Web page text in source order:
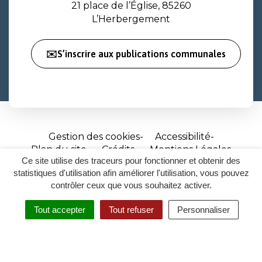
Ce site utilise des traceurs pour fonctionner et obtenir des
statistiques d'utilisation afin améliorer l'utilisation, vous pouvez
contrôler ceux que vous souhaitez activer.
Tout accepter Tout refuser Personnaliser
RECHERCHER
ACCESSIBILITÉ
21 place de l’Église, 85260
L’Herbergement
✉️S’inscrire aux publications communales
Gestion des cookies
Accessibilité
Plan du site
Crédits
Mentions Légales
Site
réalisé
par
Inovagora